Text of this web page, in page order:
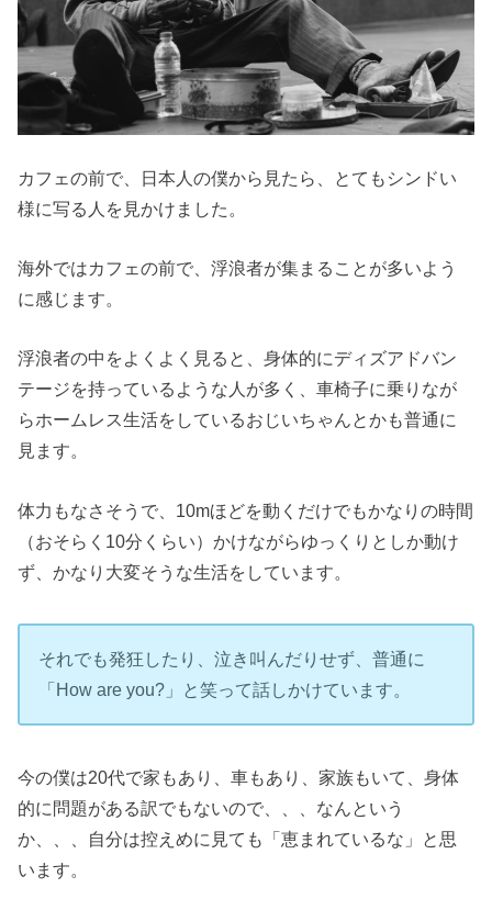
カフェの前で、日本人の僕から見たら、とてもシンドい
様に写る人を見かけました。
海外ではカフェの前で、浮浪者が集まることが多いよう
に感じます。
浮浪者の中をよくよく見ると、身体的にディズアドバン
テージを持っているような人が多く、車椅子に乗りなが
らホームレス生活をしているおじいちゃんとかも普通に
見ます。
体力もなさそうで、10mほどを動くだけでもかなりの時間
（おそらく10分くらい）かけながらゆっくりとしか動け
ず、かなり大変そうな生活をしています。
それでも発狂したり、泣き叫んだりせず、普通に
「How are you?」と笑って話しかけています。
今の僕は20代で家もあり、車もあり、家族もいて、身体
的に問題がある訳でもないので、、、なんという
か、、、自分は控えめに見ても「恵まれているな」と思
います。